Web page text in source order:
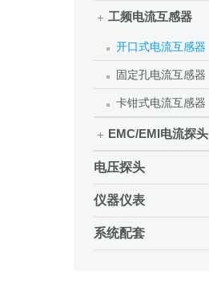
工频电流互感器
开口式电流互感器
固定孔电流互感器
卡钳式电流互感器
EMC/EMI电流探头
电压探头
仪器仪表
系统配套